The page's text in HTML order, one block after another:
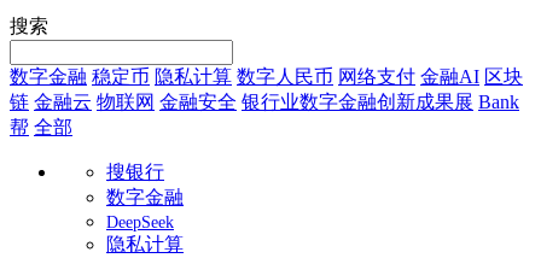
搜索
数字金融 稳定币 隐私计算 数字人民币 网络支付 金融AI 区块
链 金融云 物联网 金融安全 银行业数字金融创新成果展 Bank
帮 全部
搜银行
数字金融
DeepSeek
隐私计算